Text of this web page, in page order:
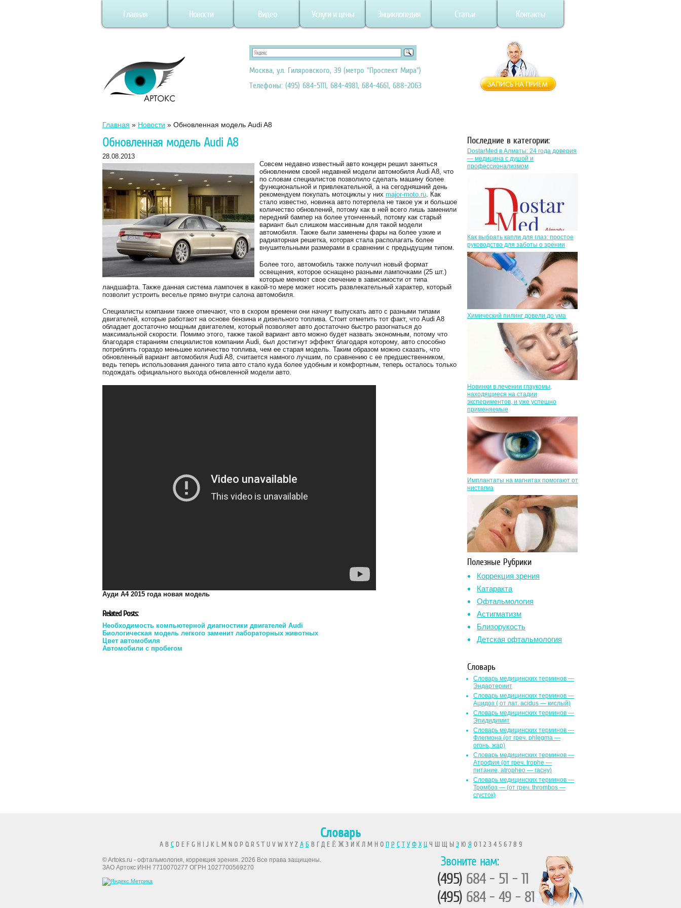
Главная Новости Видео Услуги и цены Энциклопедия Статьи Контакты
Москва, ул. Гиляровского, 39 (метро "Проспект Мира")
Телефоны: (495) 684-5111, 684-4981, 684-4661, 688-2063
Главная » Новости » Обновленная модель Audi A8
Обновленная модель Audi A8
28.08.2013
Совсем недавно известный авто концерн решил заняться
обновлением своей недавней модели автомобиля Audi A8, что
по словам специалистов позволило сделать машину более
функциональной и привлекательной, а на сегодняшний день
рекомендуем покупать мотоциклы у них major-moto.ru. Как
стало известно, новинка авто потерпела не такое уж и большое
количество обновлений, потому как в ней всего лишь заменили
передний бампер на более утонченный, потому как старый
вариант был слишком массивным для такой модели
автомобиля. Также были заменены фары на более узкие и
радиаторная решетка, которая стала располагать более
внушительными размерами в сравнении с предыдущим типом.
Более того, автомобиль также получил новый формат
освещения, которое оснащено разными лампочками (25 шт.)
которые меняют свое свечение в зависимости от типа
ландшафта. Также данная система лампочек в какой-то мере может носить развлекательный характер, который
позволит устроить веселье прямо внутри салона автомобиля.
Специалисты компании также отмечают, что в скором времени они начнут выпускать авто с разными типами
двигателей, которые работают на основе бензина и дизельного топлива. Стоит отметить тот факт, что Audi A8
обладает достаточно мощным двигателем, который позволяет авто достаточно быстро разогнаться до
максимальной скорости. Помимо этого, также такой вариант авто можно будет назвать экономным, потому что
благодаря стараниям специалистов компании Audi, был достигнут эффект благодаря которому, авто способно
потреблять гораздо меньшее количество топлива, чем ее старая модель. Таким образом можно сказать, что
обновленный вариант автомобиля Audi A8, считается намного лучшим, по сравнению с ее предшественником,
ведь теперь использования данного типа авто стало куда более удобным и комфортным, теперь осталось только
подождать официального выхода обновленной модели авто.
Ауди А4 2015 года новая модель
Related Posts:
Необходимость компьютерной диагностики двигателей Audi
Биологическая модель легкого заменит лабораторных животных
Цвет автомобиля
Автомобили с пробегом
Последние в категории:
DostarMed в Алматы: 24 года доверия
— медицина с душой и
профессионализмом
Как выбрать капли для глаз: простое
руководство для заботы о зрении
Химический пилинг довели до ума
Новинки в лечении глаукомы,
находящиеся на стадии
экспериментов, и уже успешно
применяемые
Имплантаты на магнитах помогают от
нистагма
Полезные Рубрики
Коррекция зрения
Катаракта
Офтальмология
Астигматизм
Близорукость
Детская офтальмология
Словарь
Словарь медицинских терминов —
Эндартериит
Словарь медицинских терминов —
Ацидоз ( от лат. асidus — кислый)
Словарь медицинских терминов —
Эпидидимит
Словарь медицинских терминов —
Флегмона (от гpeч. phlegma —
огонь, жар)
Словарь медицинских терминов —
Атрофия (от греч. trophe —
питание, atropheo — гасну)
Словарь медицинских терминов —
Тромбоз — (от греч. thrombos —
сгусток)
Словарь
A B CD E F G H I J K L M N O P Q R S T U V W X Y Z А БВ Г Д Е Ё Ж З И К Л М Н О П Р С Т У Ф Х ЦЧ Ш Щ Ы ЭЮ Я 0 1 2 3 4 5 6 7 8 9
© Artoks.ru - офтальмология, коррекция зрения. 2026 Все права защищены.
ЗАО Артокс ИНН 7710070277 ОГРН 1027700569270
Звоните нам:
(495) 684 - 51 - 11
(495) 684 - 49 - 81